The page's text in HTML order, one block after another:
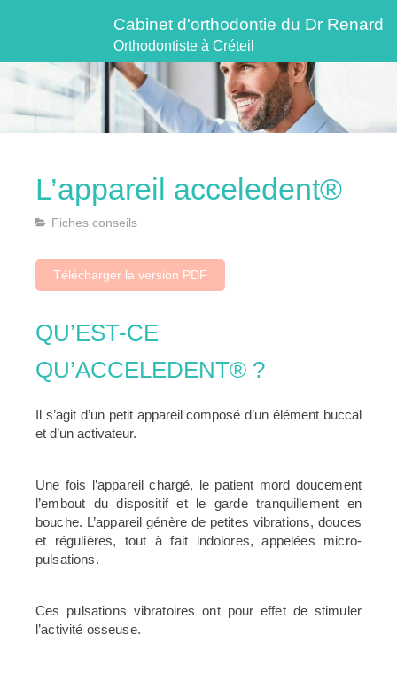
Cabinet d'orthodontie du Dr Renard
Orthodontiste à Créteil
L’appareil acceledent®
Fiches conseils
Télécharger la version PDF
QU’EST-CE
QU’ACCELEDENT® ?
Il s’agit d’un petit appareil composé d’un élément buccal
et d’un activateur.
Une fois l’appareil chargé, le patient mord doucement
l’embout du dispositif et le garde tranquillement en
bouche. L’appareil génère de petites vibrations, douces
et régulières, tout à fait indolores, appelées micro-
pulsations.
Ces pulsations vibratoires ont pour effet de stimuler
l’activité osseuse.